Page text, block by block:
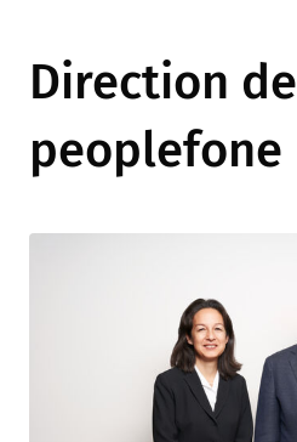
Direction de
peoplefone